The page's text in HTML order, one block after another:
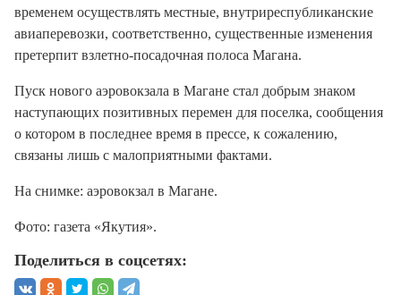
временем осуществлять местные, внутриреспубликанские
авиаперевозки, соответственно, существенные изменения
претерпит взлетно-посадочная полоса Магана.
Пуск нового аэровокзала в Магане стал добрым знаком
наступающих позитивных перемен для поселка, сообщения
о котором в последнее время в прессе, к сожалению,
связаны лишь с малоприятными фактами.
На снимке: аэровокзал в Магане.
Фото: газета «Якутия».
Поделиться в соцсетях: